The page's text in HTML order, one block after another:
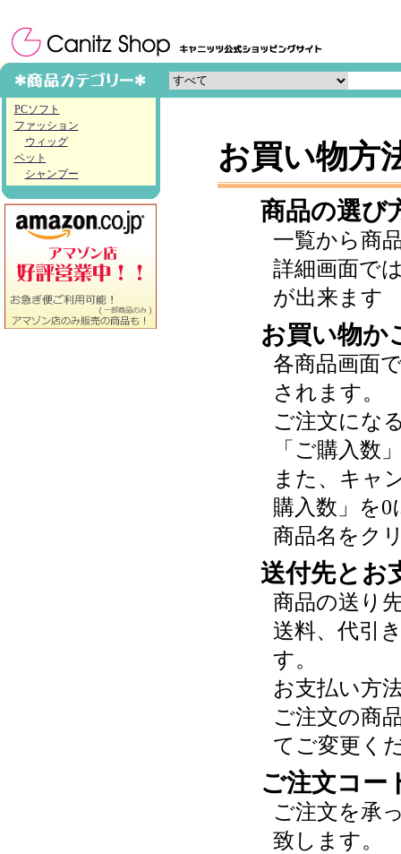
PCソフト
ファッション
ウィッグ
ペット
シャンプー
お買い物方
商品の選び
一覧から商
詳細画面で
が出来ます
お買い物か
各商品画面
されます。
ご注文にな
「ご購入数
また、キャ
購入数」を
商品名をク
送付先とお
商品の送り
送料、代引
す。
お支払い方
ご注文の商
てご変更く
ご注文コー
ご注文を承
致します。